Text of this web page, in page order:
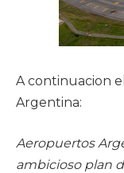
A continuacion
Argentina:
Aeropuertos
ambicioso plan